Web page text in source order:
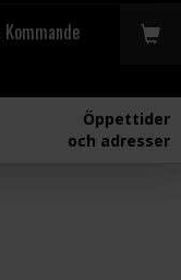
Öppettider
och adresser